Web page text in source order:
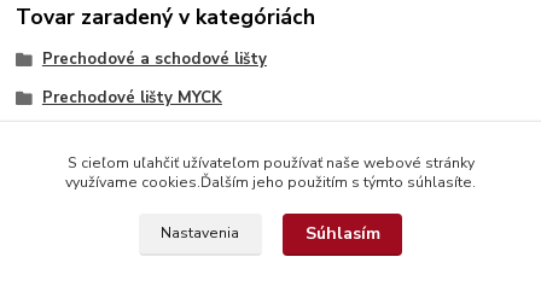
Tovar zaradený v kategóriách
Prechodové a schodové lišty
Prechodové lišty MYCK
S cieľom uľahčiť užívateľom používať naše webové stránky
využívame cookies.Ďalším jeho použitím s týmto súhlasíte.
Nastavenia Súhlasím